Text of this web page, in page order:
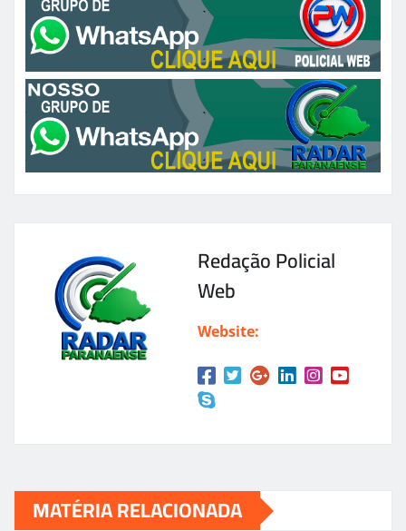
Redação Policial
Web
Website:
MATÉRIA RELACIONADA